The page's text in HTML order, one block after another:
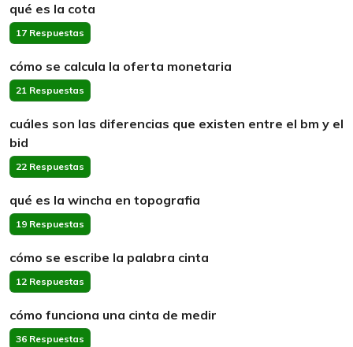
qué es la cota
17 Respuestas
cómo se calcula la oferta monetaria
21 Respuestas
cuáles son las diferencias que existen entre el bm y el
bid
22 Respuestas
qué es la wincha en topografia
19 Respuestas
cómo se escribe la palabra cinta
12 Respuestas
cómo funciona una cinta de medir
36 Respuestas